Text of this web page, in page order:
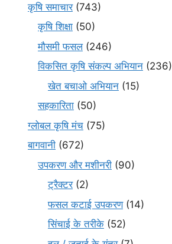
कृषि समाचार(743)
कृषि शिक्षा (50)
मौसमी फसल(246)
विकसित कृषि संकल्प अभियान (236)
खेत बचाओ अभियान (15)
सहकारिता (50)
ग्लोबल कृषि मंच (75)
बागवानी (672)
उपकरण और मशीनरी (90)
ट्रैक्टर(2)
फसल कटाई उपकरण(14)
सिंचाई के तरीके (52)